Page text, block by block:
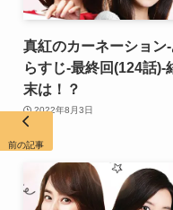
真紅のカーネーション
らすじ-最終回(124話)-
末は！？
2022年8月3日
前の記事